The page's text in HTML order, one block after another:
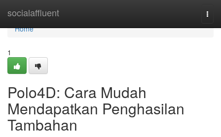
socialaffluent
Home
Home
1
Polo4D: Cara Mudah
Mendapatkan Penghasilan
Tambahan